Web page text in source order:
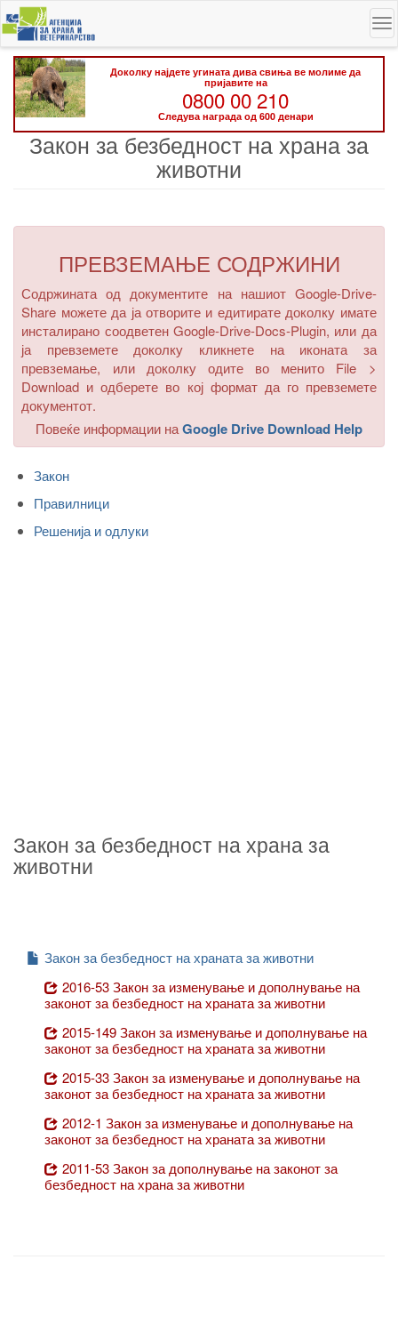
Skip
to
main
content
Доколку најдете угината дива свиња ве молиме да
пријавите на
0800 00 210
Следува награда од 600 денари
Закон за безбедност на храна за
животни
ПРЕВЗЕМАЊЕ СОДРЖИНИ
Содржината од документите на нашиот Google-Drive-
Share можете да ја отворите и едитирате доколку имате
инсталирано соодветен Google-Drive-Docs-Plugin, или да
ја превземете доколку кликнете на иконата за
превземање, или доколку одите во менито File >
Download и одберете во кој формат да го превземете
документот.
Повеќе информации наGoogle Drive Download Help
Закон
Правилници
Решенија и одлуки
Закон за безбедност на храна за
животни
Закон за безбедност на храната за животни
2016-53 Закон за изменување и дополнување на
законот за безбедност на храната за животни
2015-149 Закон за изменување и дополнување на
законот за безбедност на храната за животни
2015-33 Закон за изменување и дополнување на
законот за безбедност на храната за животни
2012-1 Закон за изменување и дополнување на
законот за безбедност на храната за животни
2011-53 Закон за дополнување на законот за
безбедност на храна за животни